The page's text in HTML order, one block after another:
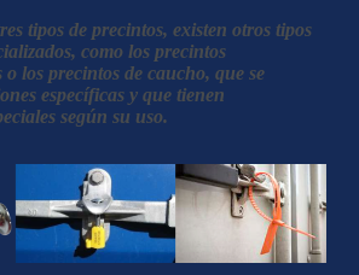
tipos de precintos, existen otros tipos
como los precintos
o los precintos de caucho, que se
específicas y que tienen
según su uso.